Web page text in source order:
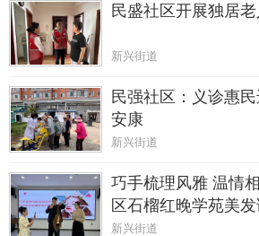
民盛社区开展独居
新兴街道
民强社区：义诊惠
安康
新兴街道
巧手梳理风雅 温情
区石榴红晚学苑美
新兴街道